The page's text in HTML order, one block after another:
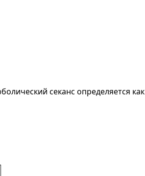
секанс определяется как